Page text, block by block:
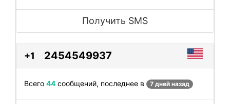
Получить SMS
+1 2454549937
Всего 44 сообщений, последнее в 7 дней назад